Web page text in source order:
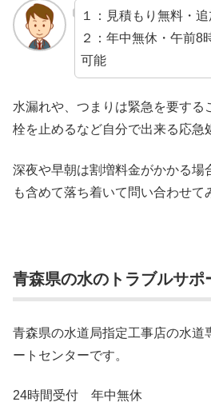
１：見積もり無料・
２：年中無休・午前8
可能
水漏れや、つまりは緊急を要する
栓を止めるなど自分で出来る応急
深夜や早朝は割増料金がかかる場
も含めて落ち着いて問い合わせて
青森県の水のトラブルサポ
青森県の水道局指定工事店の水道
ートセンターです。
24時間受付 年中無休